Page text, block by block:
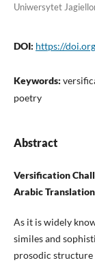
Uniwersytet
DOI: https://
Keywords:
poetry
Abstract
Versification
Arabic
As it is widely
similes and
prosodic